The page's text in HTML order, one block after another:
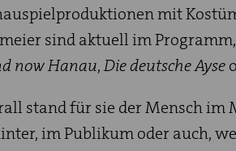
mit
sind aktuell im
now Hanau,Die deutsche Ayse
stand für sie der Mensch im
im Publikum oder auch,